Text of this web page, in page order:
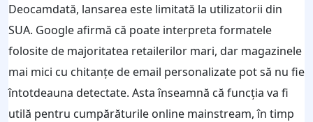
Deocamdată, lansarea este limitată la utilizatorii din
SUA. Google afirmă că poate interpreta formatele
folosite de majoritatea retailerilor mari, dar magazinele
mai mici cu chitanțe de email personalizate pot să nu fie
întotdeauna detectate. Asta înseamnă că funcția va fi
utilă pentru cumpărăturile online mainstream, în timp